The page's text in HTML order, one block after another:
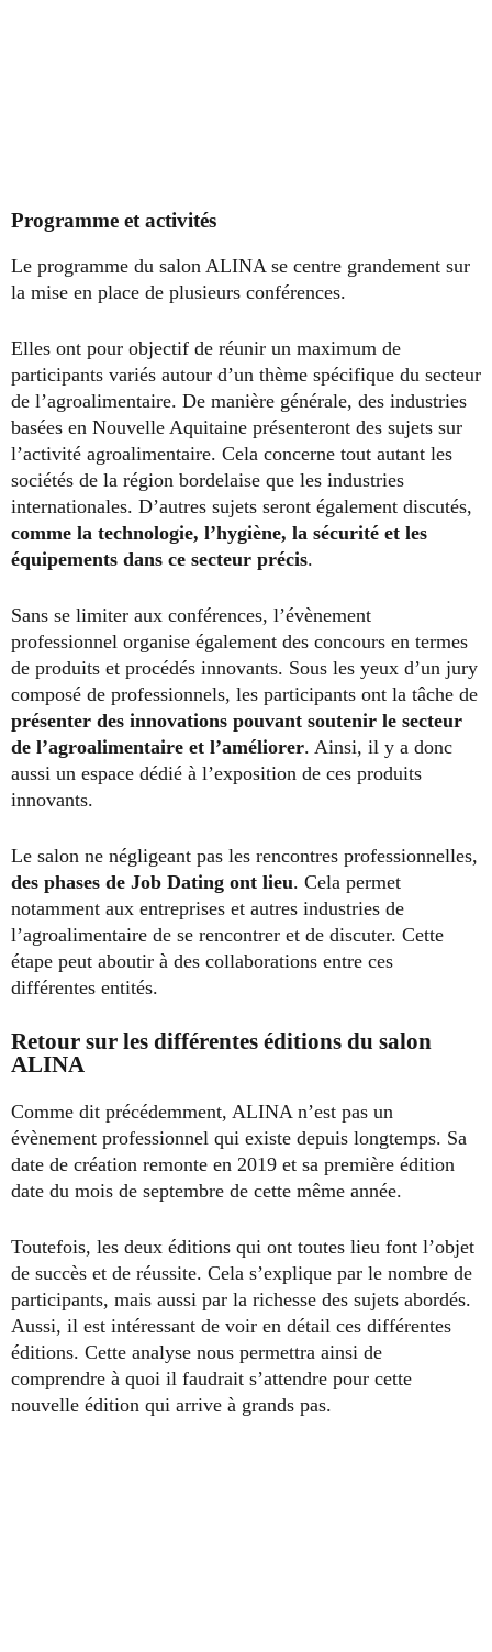
Programme et activités
Le programme du salon ALINA se centre grandement sur
la mise en place de plusieurs conférences.
Elles ont pour objectif de réunir un maximum de
participants variés autour d’un thème spécifique du secteur
de l’agroalimentaire. De manière générale, des industries
basées en Nouvelle Aquitaine présenteront des sujets sur
l’activité agroalimentaire. Cela concerne tout autant les
sociétés de la région bordelaise que les industries
internationales. D’autres sujets seront également discutés,
comme la technologie, l’hygiène, la sécurité et les
équipements dans ce secteur précis.
Sans se limiter aux conférences, l’évènement
professionnel organise également des concours en termes
de produits et procédés innovants. Sous les yeux d’un jury
composé de professionnels, les participants ont la tâche de
présenter des innovations pouvant soutenir le secteur
de l’agroalimentaire et l’améliorer. Ainsi, il y a donc
aussi un espace dédié à l’exposition de ces produits
innovants.
Le salon ne négligeant pas les rencontres professionnelles,
des phases de Job Dating ont lieu. Cela permet
notamment aux entreprises et autres industries de
l’agroalimentaire de se rencontrer et de discuter. Cette
étape peut aboutir à des collaborations entre ces
différentes entités.
Retour sur les différentes éditions du salon
ALINA
Comme dit précédemment, ALINA n’est pas un
évènement professionnel qui existe depuis longtemps. Sa
date de création remonte en 2019 et sa première édition
date du mois de septembre de cette même année.
Toutefois, les deux éditions qui ont toutes lieu font l’objet
de succès et de réussite. Cela s’explique par le nombre de
participants, mais aussi par la richesse des sujets abordés.
Aussi, il est intéressant de voir en détail ces différentes
éditions. Cette analyse nous permettra ainsi de
comprendre à quoi il faudrait s’attendre pour cette
nouvelle édition qui arrive à grands pas.